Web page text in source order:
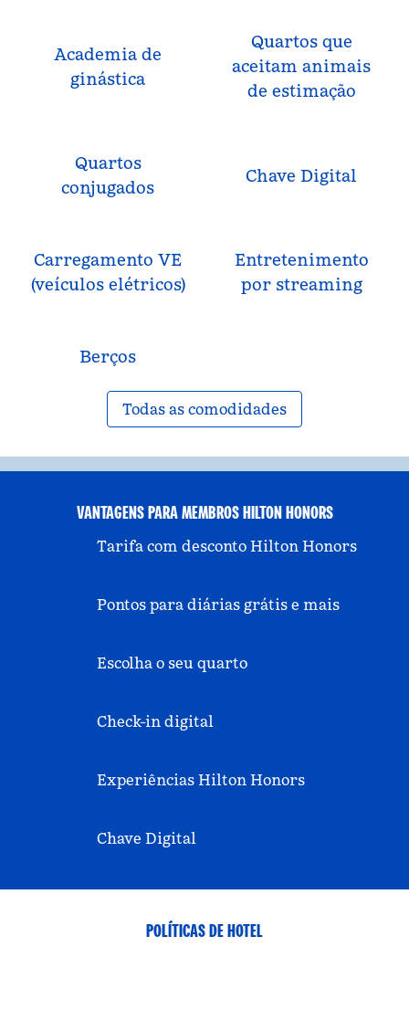
Academia de
ginástica
Quartos que
aceitam animais
de estimação
Quartos
conjugados
Chave Digital
Carregamento VE
(veículos elétricos)
Entretenimento
por streaming
Berços
Todas as comodidades
VANTAGENS PARA MEMBROS HILTON HONORS
Tarifa com desconto Hilton Honors
Pontos para diárias grátis e mais
Escolha o seu quarto
Check-in digital
Experiências Hilton Honors
Chave Digital
POLÍTICAS DE HOTEL